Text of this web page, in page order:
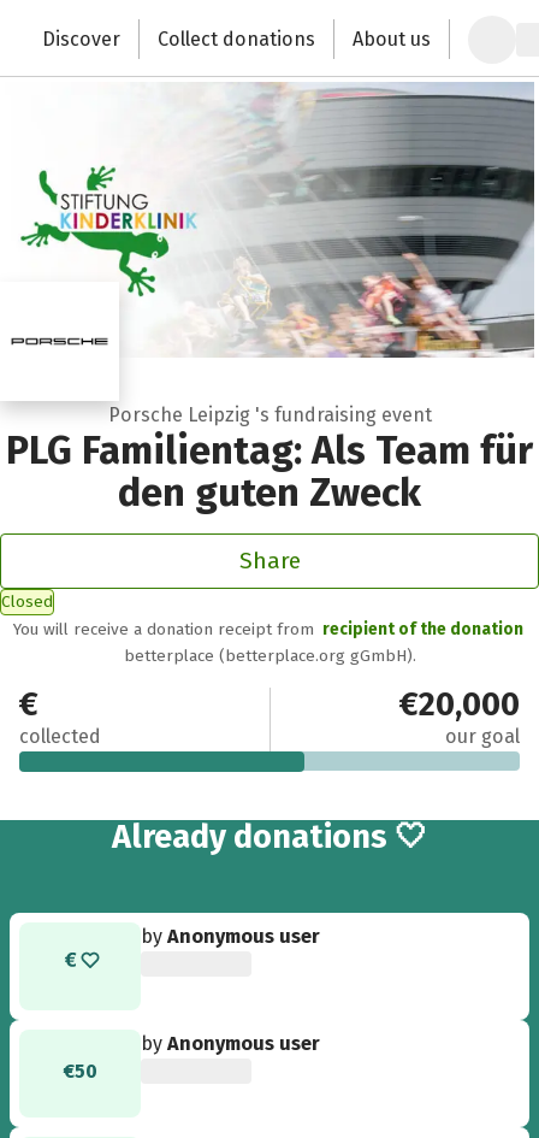
Change the world with your donation
Discover Collect donations About us
Porsche Leipzig 's fundraising event
PLG Familientag: Als Team für
den guten Zweck
Share
Closed
You will receive a donation receipt from recipient of the donation
betterplace (betterplace.org gGmbH).
€11,304.52
collected
€20,000
our goal
Already 347
donations 🤍
byAnonymous user
€50
byAnonymous user